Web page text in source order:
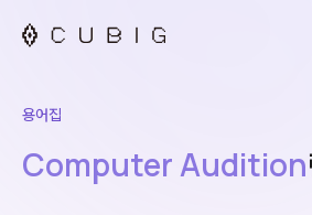
용어집
Computer Audition